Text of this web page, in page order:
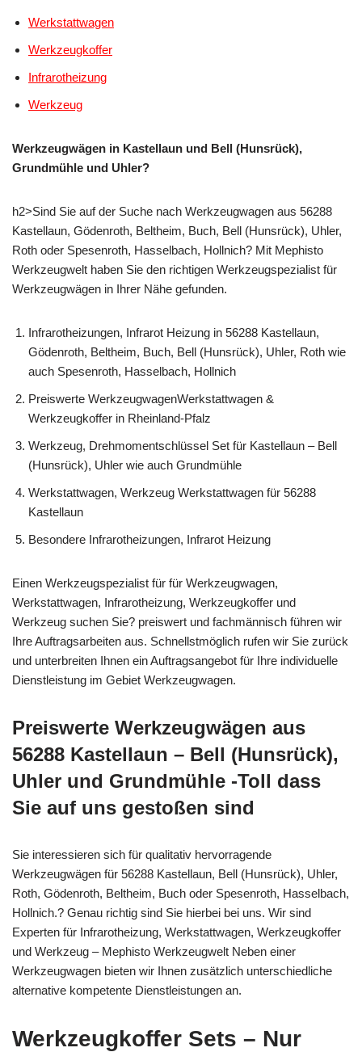
Werkstattwagen
Werkzeugkoffer
Infrarotheizung
Werkzeug
Werkzeugwägen in Kastellaun und Bell (Hunsrück),
Grundmühle und Uhler?
h2>Sind Sie auf der Suche nach Werkzeugwagen aus 56288
Kastellaun, Gödenroth, Beltheim, Buch, Bell (Hunsrück), Uhler,
Roth oder Spesenroth, Hasselbach, Hollnich? Mit Mephisto
Werkzeugwelt haben Sie den richtigen Werkzeugspezialist für
Werkzeugwägen in Ihrer Nähe gefunden.
Infrarotheizungen, Infrarot Heizung in 56288 Kastellaun,
Gödenroth, Beltheim, Buch, Bell (Hunsrück), Uhler, Roth wie
auch Spesenroth, Hasselbach, Hollnich
Preiswerte WerkzeugwagenWerkstattwagen &
Werkzeugkoffer in Rheinland-Pfalz
Werkzeug, Drehmomentschlüssel Set für Kastellaun – Bell
(Hunsrück), Uhler wie auch Grundmühle
Werkstattwagen, Werkzeug Werkstattwagen für 56288
Kastellaun
Besondere Infrarotheizungen, Infrarot Heizung
Einen Werkzeugspezialist für für Werkzeugwagen,
Werkstattwagen, Infrarotheizung, Werkzeugkoffer und
Werkzeug suchen Sie? preiswert und fachmännisch führen wir
Ihre Auftragsarbeiten aus. Schnellstmöglich rufen wir Sie zurück
und unterbreiten Ihnen ein Auftragsangebot für Ihre individuelle
Dienstleistung im Gebiet Werkzeugwagen.
Preiswerte Werkzeugwägen aus
56288 Kastellaun – Bell (Hunsrück),
Uhler und Grundmühle -Toll dass
Sie auf uns gestoßen sind
Sie interessieren sich für qualitativ hervorragende
Werkzeugwägen für 56288 Kastellaun, Bell (Hunsrück), Uhler,
Roth, Gödenroth, Beltheim, Buch oder Spesenroth, Hasselbach,
Hollnich.? Genau richtig sind Sie hierbei bei uns. Wir sind
Experten für Infrarotheizung, Werkstattwagen, Werkzeugkoffer
und Werkzeug – Mephisto Werkzeugwelt Neben einer
Werkzeugwagen bieten wir Ihnen zusätzlich unterschiedliche
alternative kompetente Dienstleistungen an.
Werkzeugkoffer Sets – Nur